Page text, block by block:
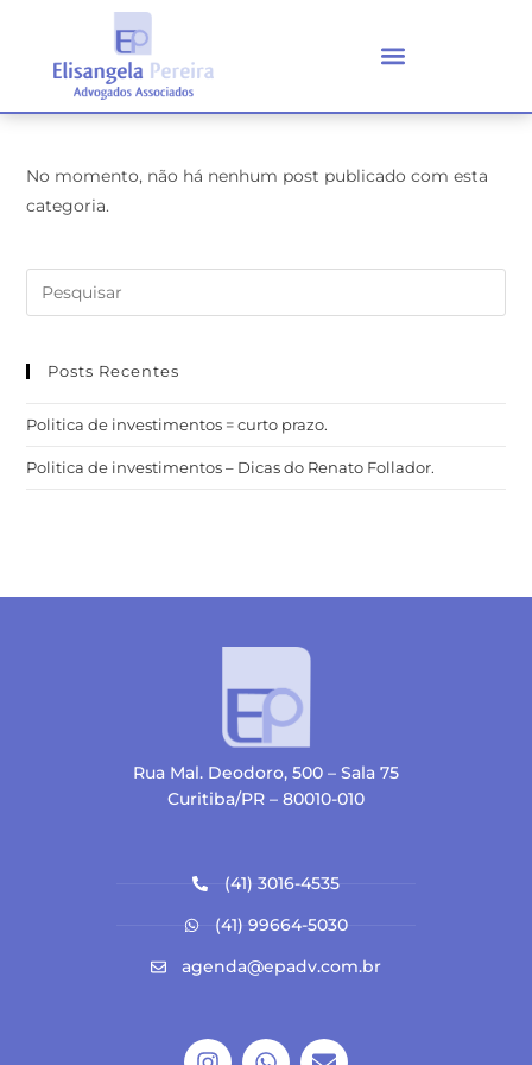
No momento, não há nenhum post publicado com esta
categoria.
Posts Recentes
Politica de investimentos = curto prazo.
Politica de investimentos – Dicas do Renato Follador.
Rua Mal. Deodoro, 500 – Sala 75
Curitiba/PR – 80010-010
(41) 3016-4535
(41) 99664-5030
agenda@epadv.com.br